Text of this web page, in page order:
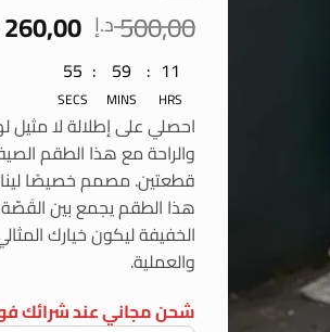
500,00د.إ السعر
الأصلي
هو:
500,00 د.إ.
260,00
11
HRS
:
59
MINS
:
55
SECS
احصلي على إطلالة لا مثيل
والراحة مع هذا الطقم
قطعتين. مصمم خصيصًا
هذا الطقم يجمع بين القَصّة
الخفيفة ليكون خيارك
والعملية.
شحن مجاني عند شرائك فوق 199